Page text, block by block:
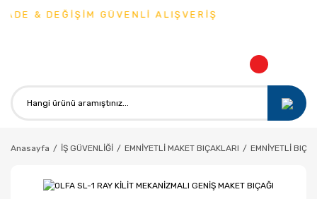
& DEĞİŞİM GÜVENLİ ALIŞVERİŞ
Anasayfa İŞ GÜVENLİĞİ EMNİYETLİ MAKET BIÇAKLARI EMNİYETLİ